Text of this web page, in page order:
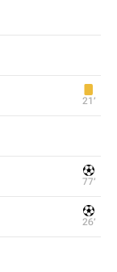
21‎’‎
77‎’‎
26‎’‎